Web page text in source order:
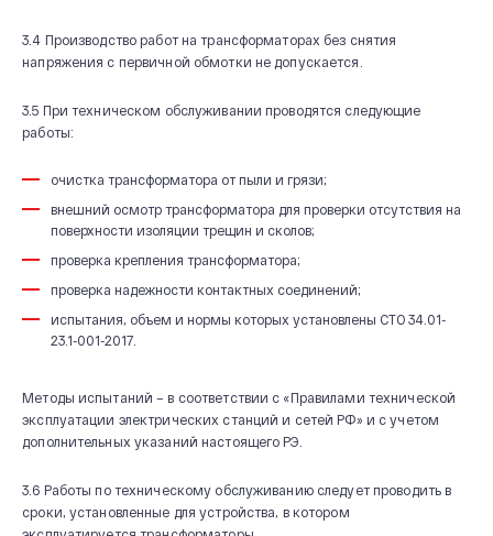
3.4 Производство работ на трансформаторах без снятия
напряжения с первичной обмотки не допускается.
3.5 При техническом обслуживании проводятся следующие
работы:
очистка трансформатора от пыли и грязи;
внешний осмотр трансформатора для проверки отсутствия на
поверхности изоляции трещин и сколов;
проверка крепления трансформатора;
проверка надежности контактных соединений;
испытания, объем и нормы которых установлены СТО 34.01-
23.1-001-2017.
Методы испытаний – в соответствии с «Правилами технической
эксплуатации электрических станций и сетей РФ» и с учетом
дополнительных указаний настоящего РЭ.
3.6 Работы по техническому обслуживанию следует проводить в
сроки, установленные для устройства, в котором